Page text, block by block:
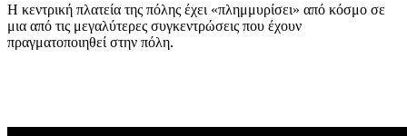
Η κεντρική πλατεία της πόλης έχει «πλημμυρίσει» από κόσμο σε
μια από τις μεγαλύτερες συγκεντρώσεις που έχουν
πραγματοποιηθεί στην πόλη.